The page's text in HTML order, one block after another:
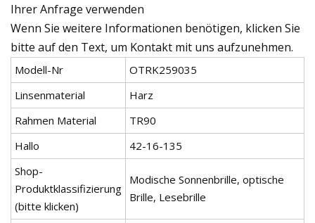
Ihrer Anfrage verwenden
Wenn Sie weitere Informationen benötigen, klicken Sie
bitte auf den Text, um Kontakt mit uns aufzunehmen.
Modell-Nr
OTRK259035
Linsenmaterial
Harz
Rahmen Material
TR90
Hallo
42-16-135
Shop-
Produktklassifizierung
(bitte klicken)
Modische Sonnenbrille, optische
Brille, Lesebrille